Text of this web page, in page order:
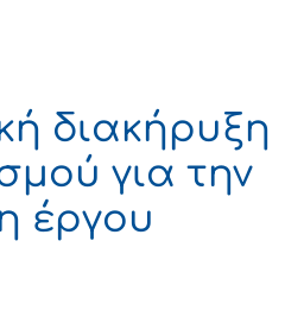
διακήρυξη
για την
έργου